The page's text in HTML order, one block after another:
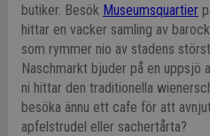
butiker. Besök Museumsquartier
hittar en vacker samling av
som rymmer nio av stadens
Naschmarkt bjuder på en uppsjö
ni hittar den traditionella
besöka ännu ett cafe för att
apfelstrudel eller sachertårta?